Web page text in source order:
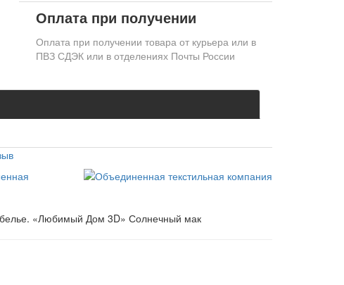
Оплата при получении
Оплата при получении товара от курьера или в
ПВЗ СДЭК или в отделениях Почты России
«Любимый Дом 3D» Солнечный мак